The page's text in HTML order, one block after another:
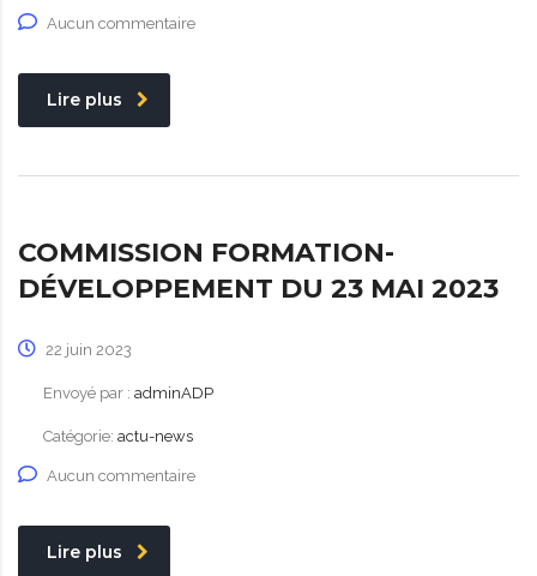
Aucun commentaire
Lire plus
COMMISSION FORMATION-
DÉVELOPPEMENT DU 23 MAI 2023
22 juin 2023
Envoyé par : adminADP
Catégorie: actu-news
Aucun commentaire
Lire plus